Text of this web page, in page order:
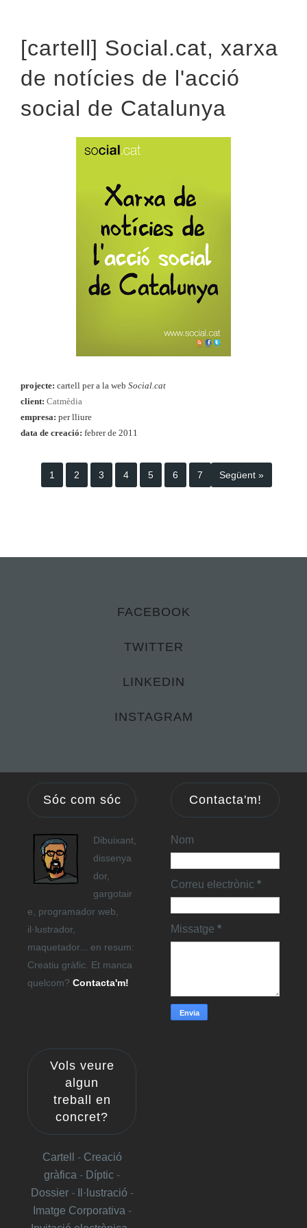
[cartell] Social.cat, xarxa
de notícies de l'acció
social de Catalunya
projecte: cartell per a la web Social.cat
client: Catmèdia
empresa: per lliure
data de creació: febrerde 2011
1 2 3 4 5 6 7 Següent »
FACEBOOK
TWITTER
LINKEDIN
INSTAGRAM
Sóc com sóc
Dibuixant,
dissenya
dor,
gargotair
e, programador web,
il·lustrador,
maquetador... en resum:
Creatiu gràfic. Et manca
quelcom? Contacta'm!
Contacta'm!
Nom
Correu electrònic *
Missatge *
Vols veure
algun
treball en
concret?
Cartell - Creació
gràfica - Díptic -
Dossier - Il·lustració -
Imatge Corporativa -